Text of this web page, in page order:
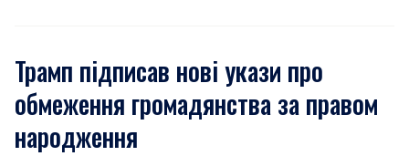
Трамп підписав нові укази про
обмеження громадянства за правом
народження